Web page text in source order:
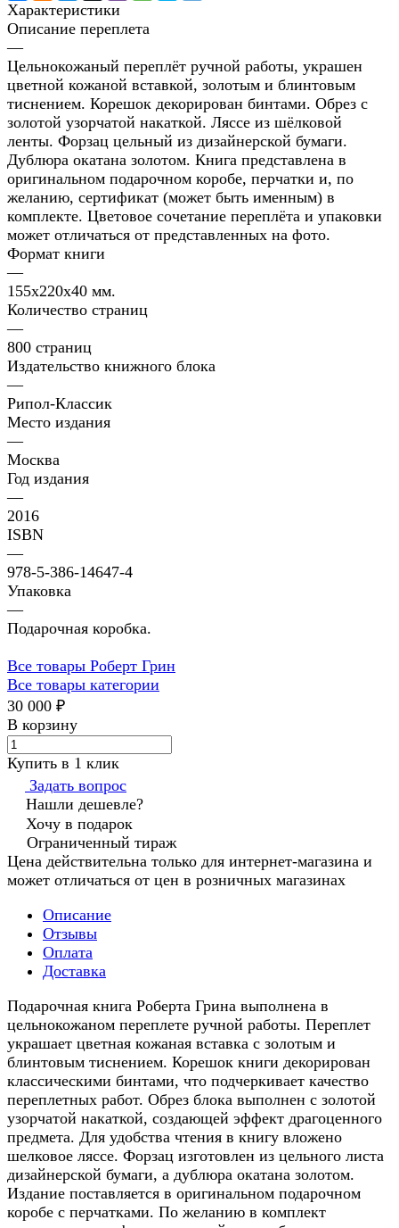
Характеристики
Описание переплета
—
Цельнокожаный переплёт ручной работы, украшен
цветной кожаной вставкой, золотым и блинтовым
тиснением. Корешок декорирован бинтами. Обрез с
золотой узорчатой накаткой. Ляссе из шёлковой
ленты. Форзац цельный из дизайнерской бумаги.
Дублюра окатана золотом. Книга представлена в
оригинальном подарочном коробе, перчатки и, по
желанию, сертификат (может быть именным) в
комплекте. Цветовое сочетание переплёта и упаковки
может отличаться от представленных на фото.
Формат книги
—
155х220х40 мм.
Количество страниц
—
800 страниц
Издательство книжного блока
—
Рипол-Классик
Место издания
—
Москва
Год издания
—
2016
ISBN
—
978-5-386-14647-4
Упаковка
—
Подарочная коробка.
Все товары Роберт Грин
Все товары категории
30 000 ₽
В корзину
Купить в 1 клик
Задать вопрос
Нашли дешевле?
Хочу в подарок
Ограниченный тираж
Цена действительна только для интернет-магазина и
может отличаться от цен в розничных магазинах
Описание
Отзывы
Оплата
Доставка
Подарочная книга Роберта Грина выполнена в
цельнокожаном переплете ручной работы. Переплет
украшает цветная кожаная вставка с золотым и
блинтовым тиснением. Корешок книги декорирован
классическими бинтами, что подчеркивает качество
переплетных работ. Обрез блока выполнен с золотой
узорчатой накаткой, создающей эффект драгоценного
предмета. Для удобства чтения в книгу вложено
шелковое ляссе. Форзац изготовлен из цельного листа
дизайнерской бумаги, а дублюра окатана золотом.
Издание поставляется в оригинальном подарочном
коробе с перчатками. По желанию в комплект